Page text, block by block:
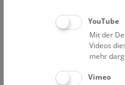
Eintrittsticket erforderlich.
Treffpunkt auf Deck 50
Die Show startet pünktlich,
YouTube
Mit der
Videos
mehr
Vimeo